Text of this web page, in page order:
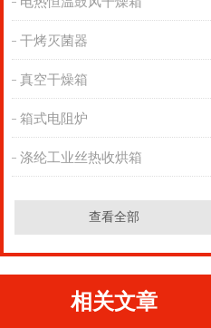
干烤灭菌器
真空干燥箱
箱式电阻炉
涤纶工业丝热收烘箱
查看全部
相关文章